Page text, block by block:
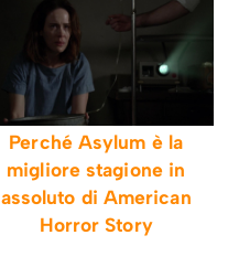
Perché Asylum è la
migliore stagione in
assoluto di American
Horror Story